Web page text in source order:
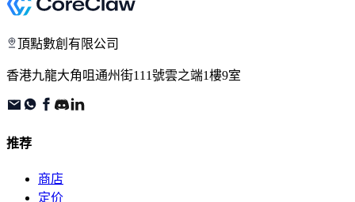
頂點數創有限公司
香港九龍大角咀通州街111號雲之端1樓9室
推荐
商店
定价